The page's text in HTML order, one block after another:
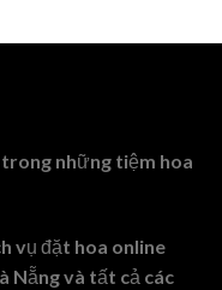
những tiệm hoa
vụ đặt hoa online
Nẵng và tất cả các